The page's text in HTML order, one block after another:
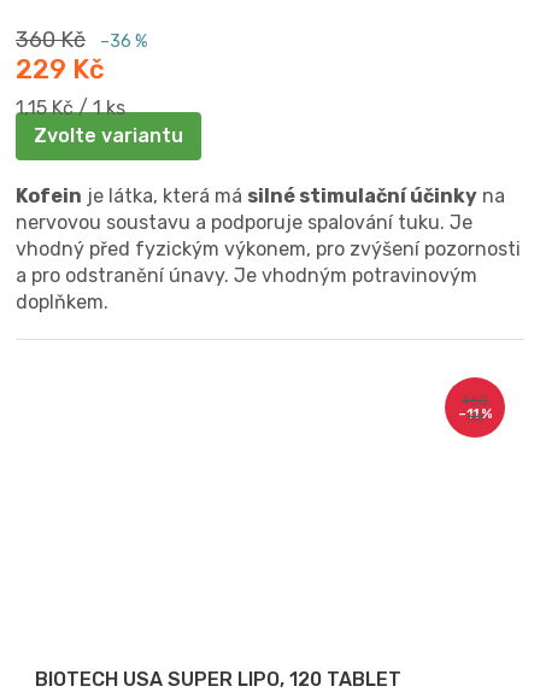
360 Kč –36 %
229 Kč
Měrná
cena:
1,15 Kč / 1 ks
Zvolte variantu
Kofein je látka, která má silné stimulační účinky na
nervovou soustavu a podporuje spalování tuku. Je
vhodný před fyzickým výkonem, pro zvýšení pozornosti
a pro odstranění únavy. Je vhodným potravinovým
doplňkem.
460
Kč
–11 %
BIOTECH USA SUPER LIPO, 120 TABLET